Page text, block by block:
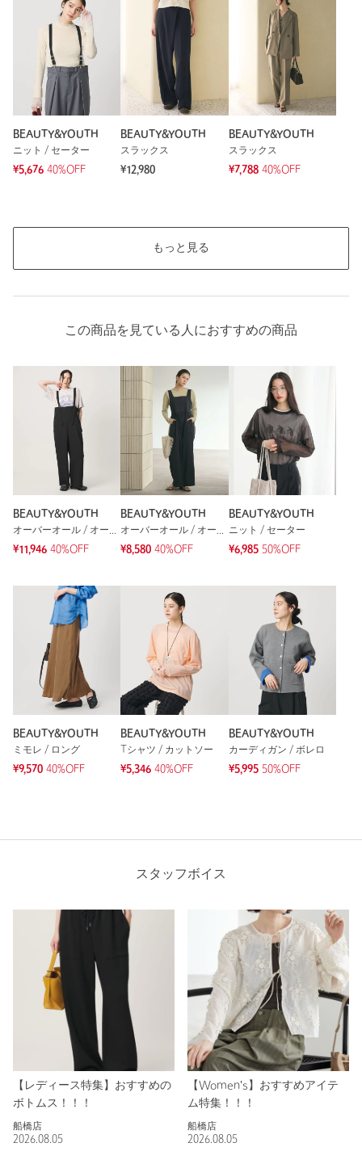
もっと見る
BEAUTY&YOUTH
ニット / セーター
¥5,676 40%OFF
BEAUTY&YOUTH
スラックス
¥12,980
BEAUTY&YOUTH
スラックス
¥7,788 40%OFF
もっと見る
この商品を見ている人におすすめの商品
BEAUTY&YOUTH
オーバーオール / オールインワン
¥11,946 40%OFF
BEAUTY&YOUTH
オーバーオール / オールインワン
¥8,580 40%OFF
BEAUTY&YOUTH
ニット / セーター
¥6,985 50%OFF
BEAUTY&YOUTH
ミモレ / ロング
¥9,570 40%OFF
BEAUTY&YOUTH
Tシャツ / カットソー
¥5,346 40%OFF
BEAUTY&YOUTH
カーディガン / ボレロ
¥5,995 50%OFF
スタッフボイス
【レディース特集】おすすめの
ボトムス！！！
船橋店
2026.08.05
【Women's】おすすめアイテ
ム特集！！！
船橋店
2026.08.05